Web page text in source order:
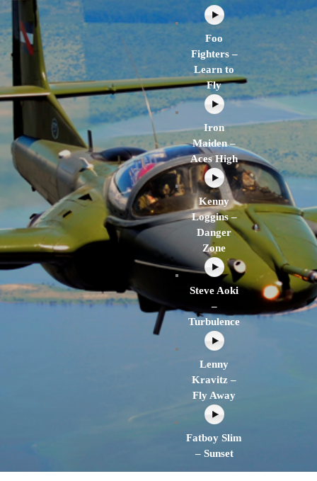
Foo
Fighters –
Learn to
Fly
Iron
Maiden –
Aces High
Kenny
Loggins –
Danger
Zone
Steve Aoki
–
Turbulence
Lenny
Kravitz –
Fly Away
Fatboy Slim
– Sunset